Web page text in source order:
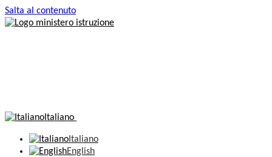
Salta al contenuto
Italiano
Italiano
English